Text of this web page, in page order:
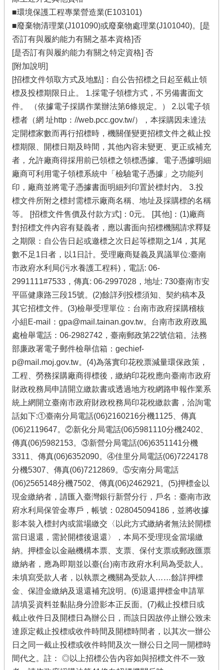
■環境保護工程專業營造業(E103101)
■廢棄物清理業(J101090)或廢棄物處理業(J101040)。[是
否訂有與履約能力有關之基本資格]否
[是否訂有與履約能力有關之特定資格] 否
[附加說明]
[招標文件領取方式及地點]：自公告招標之日起至截止領
標及投標期限日止。 1.採電子領標方式，不另備書面文
件。 （依據電子採購作業辦法第6條規定。） 2.以電子領
標者（網 址http：//web.pcc.gov.tw/），本採購因未達法
定開標家數而再行招標時，機關僅變更招標文件之截止投
標期限、開標日期及時間，其他內容未變更、更正或補充
者，允許廠商得採用前已領標之領標憑據。電子憑據明細
廠商可利用電子領標系統中「檢驗電子憑據」之功能列
印，廠商並將電子憑據書面明細列印置於標封內。 3.投
標文件所附之標封需標示廠商名稱、地址及採購標的名稱
等。 [招標文件售價及付款方式]：0元。 [其他]：(1)廠商
對招標文件內容有疑義者，應以書面向招標機關請求釋疑
之期限：自公告日起或邀標之次日起等標期之1/4，其尾
數不足1日者，以1日計。受理廠商疑義及異議單位:臺南
市政府水利局(污水養護工程科)，電話: 06-
2991111#7533，傳真: 06-2997028，地址: 730臺南市安
平區健康路三段15號。(2)餘詳列投標須知、契約稿本及
其它招標文件。(3)檢舉受理單位：台南市政府採購稽核
小組E-mail：gpa@mail.tainan.gov.tw。台南市政府政風
處檢舉電話：06-2982742，臺南郵政第22號信箱。法務
部廉政署電子郵件檢舉信箱：gechief-
p@mail.moj.gov.tw。(4)為落實印花稅票減量環保政策，
工程、勞務採購廠商得標後，繳納印花稅應向臺南市政府
財政稅務局申請開立繳款書或透過地方稅網路申報作業系
統上網開立臺南市政府財政稅務局印花稅繳款書，洽詢電
話如下:①臺南分局電話(06)2160216分機1125、傳真
(06)2119647。②新化分局電話(06)5981110分機2402、
傳真(06)5982153。③新營分局電話(06)6351141分機
3311、傳真(06)6352090。④佳里分局電話(06)7224178
分機5307、傳真(06)7212869。⑤安南分局電話
(06)2565148分機7502、傳真(06)2462921。(5)押標金以
現金繳納者，請匯入臺灣銀行新營分行，戶名：臺南市政
府水利局保管金專戶，帳號：028045094186，並將收據
影本裝入標封內或當場繳交〈以此方式繳納者無法於開標
當日退還，需於開標後退還〉，本局不受理現金當場繳
納。押標金以金融機構本票、支票、保付支票或郵政匯票
繳納者，應為即期並以臺(台)南市政府水利局為受款人。
未填寫受款人者，以執票之機關為受款人……餘詳押標
金、保證金繳納及退還補充說明。(6)退還押標金申請單
請填妥資料並黏貼身分證影本正反面。(7)截止投標日或
截止收件日及開標日為辦公日，而該日因故停止辦公致未
達原定截止投標或收件時間及開標時間者，以其次一辦公
日之同一截止投標或收件時間及次一辦公日之同一開標時
間代之。註： ◎以上招標公告內容如與招標文件不一致